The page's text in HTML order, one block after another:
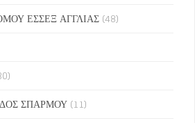
ΕΣΣΕΞ ΑΓΓΛΙΑΣ (48)
ΣΠΑΡΜΟΥ (11)